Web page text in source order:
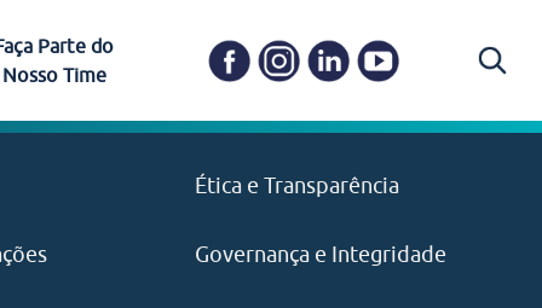
Ética e Transparência
Governança e Integridade
Carapicuíba
Parte do
Nosso Time
visão e valores?